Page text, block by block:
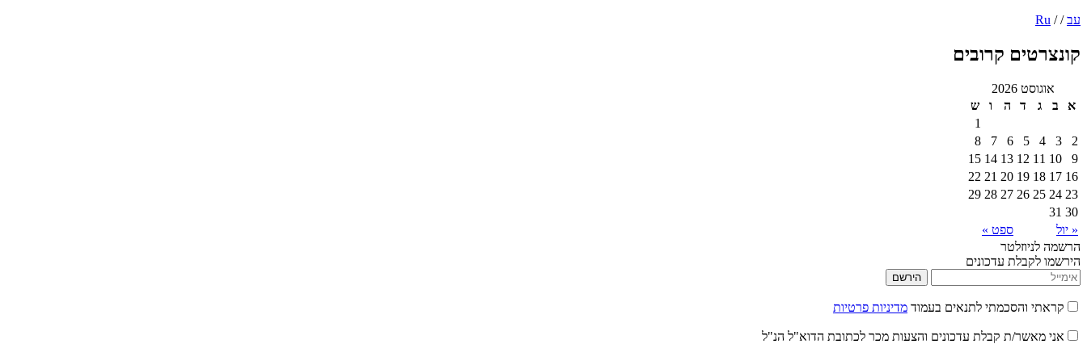
עב/ /
Ru
קונצרטים קרובים
אוגוסט 2026
א
ב ג ד ה ו
ש
1
2
3
4
5
6
7
8
9
10
11
12
13
14
15
16
17
18
19
20
21
22
23
24
25
26
27
28
29
30
31
« יול
ספט »
הרשמה לניוזלטר
הירשמו לקבלת עדכונים
הירשם
קראתי והסכמתי לתנאים בעמוד מדיניות פרטיות
אני מאשר/ת קבלת עדכונים והצעות מכר לכתובת הדוא"ל הנ"ל